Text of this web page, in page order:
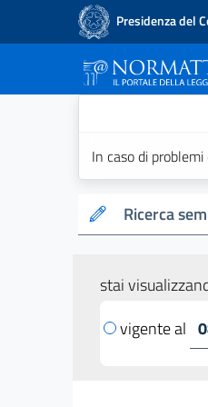
Presidenza del
In caso di
Ricerca
stai
vigente al